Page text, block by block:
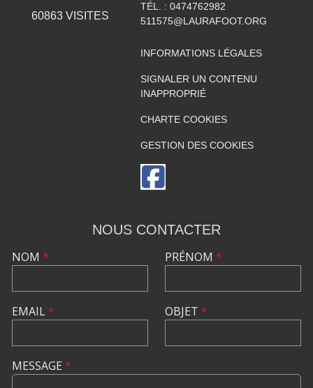
60863VISITES
TÉL. : 0474762982
511575@LAURAFOOT.ORG
INFORMATIONS LÉGALES
SIGNALER UN CONTENU
INAPPROPRIÉ
CHARTE COOKIES
GESTION DES COOKIES
NOUS CONTACTER
NOM *
EMAIL*
PRÉNOM *
OBJET *
MESSAGE *